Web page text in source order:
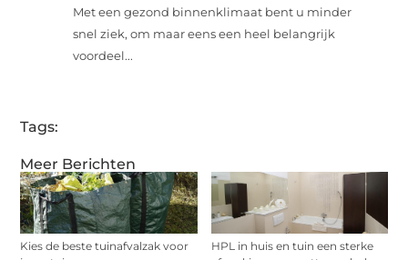
Meer Berichten
Kies de beste tuinafvalzak voor
HPL in huis en tuin een sterke
Met een gezond binnenklimaat bent u minder
snel ziek, om maar eens een heel belangrijk
voordeel...
Tags: